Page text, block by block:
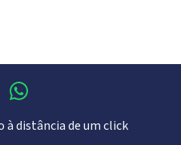
distância de um click